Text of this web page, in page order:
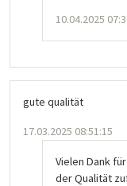
10.04.2025
gute qualität
17.03.2025 08:51:15
Vielen Dank
der Qualität